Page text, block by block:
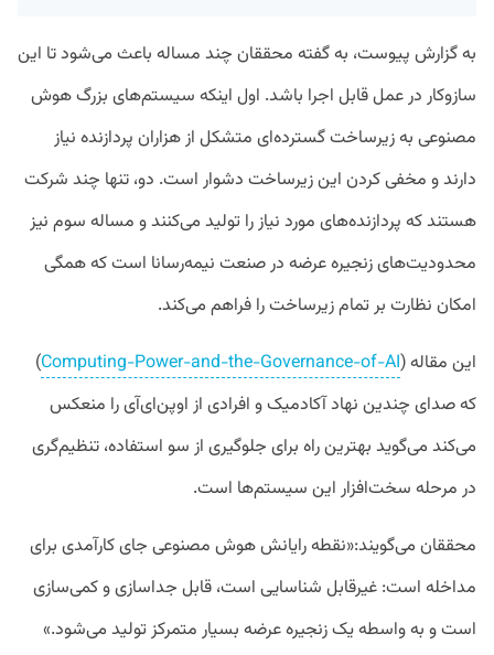
به گزارش پیوست، به گفته محققان چند مساله باعث می‌شود تا این
سازوکار در عمل قابل اجرا باشد. اول اینکه سیستم‌های بزرگ هوش
مصنوعی به زیرساخت گسترده‌ای متشکل از هزاران پردازنده نیاز
دارند و مخفی کردن این زیرساخت دشوار است. دو، تنها چند شرکت
هستند که پردازنده‌های مورد نیاز را تولید می‌کنند و مساله سوم نیز
محدودیت‌های زنجیره عرضه در صنعت نیمه‌رسانا است که همگی
امکان نظارت بر تمام زیرساخت را فراهم می‌کند.
این مقاله (Computing-Power-and-the-Governance-of-AI
)
که صدای چندین نهاد آکادمیک و افرادی از اوپن‌ای‌آی را منعکس
می‌کند می‌گوید بهترین راه برای جلوگیری از سو استفاده، تنظیم‌گری
در مرحله سخت‌افزار این سیستم‌ها است.
محققان می‌گویند:‌«نقطه رایانش هوش مصنوعی جای کارآمدی برای
مداخله است: غیرقابل شناسایی است، قابل جداسازی و کمی‌سازی
است و به واسطه یک زنجیره عرضه بسیار متمرکز تولید می‌شود.»